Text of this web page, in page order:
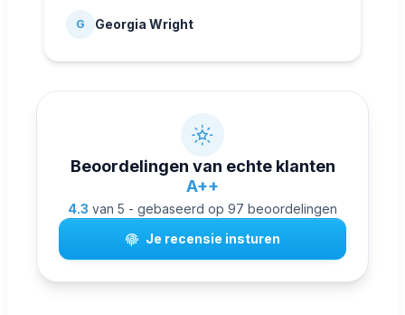
G Georgia Wright
Beoordelingen van echte klanten
A++
4.3 van 5 - gebaseerd op 97 beoordelingen
Je recensie insturen